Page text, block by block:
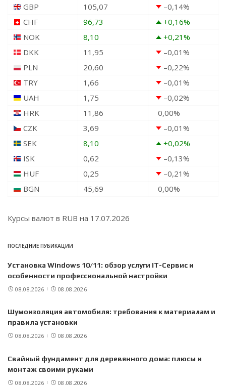
GBP
105,07 –0,14%
CHF
96,73 +0,16%
NOK
8,10 +0,21%
DKK
11,95 –0,01%
PLN
20,60 –0,22%
TRY
1,66 –0,01%
UAH
1,75 –0,02%
HRK
11,86 0,00%
CZK
3,69 –0,01%
SEK
8,10 +0,02%
ISK
0,62 –0,13%
HUF
0,25 –0,21%
BGN
45,69 0,00%
Курсы валют в RUB на 17.07.2026
ПОСЛЕДНИЕ ПУБИКАЦИИ
Установка Windows 10/11: обзор услуги IT-Сервис и
особенности профессиональной настройки
08.08.2026 08.08.2026
Шумоизоляция автомобиля: требования к материалам и
правила установки
08.08.2026 08.08.2026
Свайный фундамент для деревянного дома: плюсы и
монтаж своими руками
08.08.2026 08.08.2026